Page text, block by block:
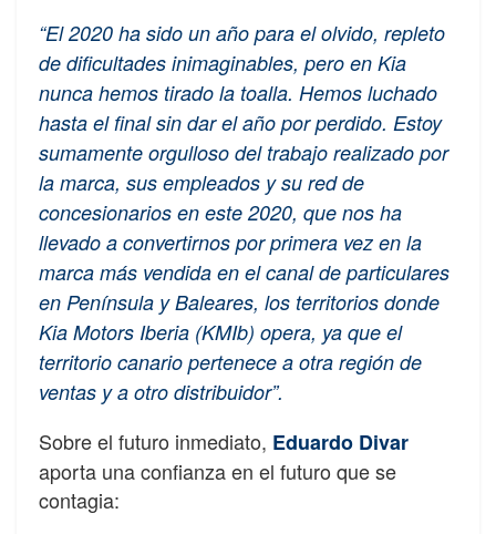
“El 2020 ha sido un año para el olvido, repleto
de dificultades inimaginables, pero en Kia
nunca hemos tirado la toalla. Hemos luchado
hasta el final sin dar el año por perdido. Estoy
sumamente orgulloso del trabajo realizado por
la marca, sus empleados y su red de
concesionarios en este 2020, que nos ha
llevado a convertirnos por primera vez en la
marca más vendida en el canal de particulares
en Península y Baleares, los territorios donde
Kia Motors Iberia (KMIb) opera, ya que el
territorio canario pertenece a otra región de
ventas y a otro distribuidor”.
Sobre el futuro inmediato, Eduardo Divar
aporta una confianza en el futuro que se
contagia: